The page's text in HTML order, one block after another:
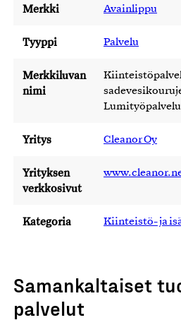
Merkki Avainlippu
Tyyppi Palvelu
Merkkiluvan
nimi
Yritys Cleanor Oy
Yrityksen
verkkosivut
Kategoria Kiinteistö- ja
Samankaltaiset
palvelut